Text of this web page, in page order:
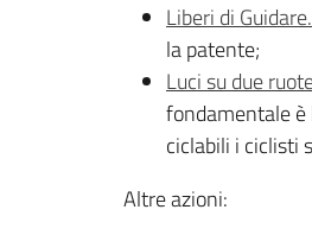
Liberi di
la patente;
Luci su due
fondamentale è
ciclabili i ciclisti
Altre azioni: